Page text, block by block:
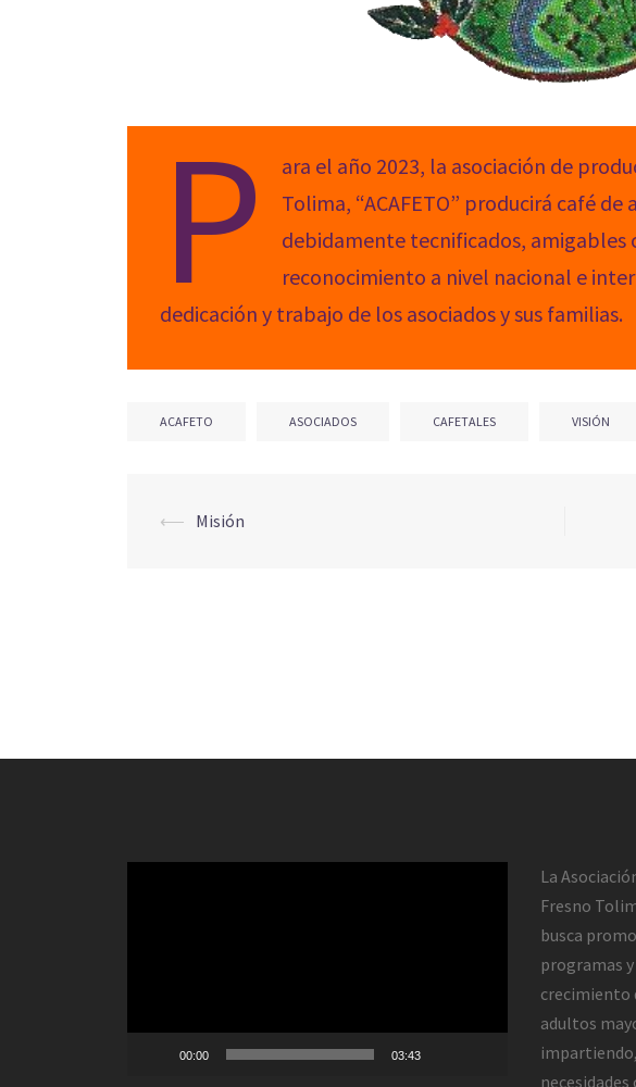
P
ara el año 2023, la asociación de
Tolima, “ACAFETO” producirá café
debidamente tecnificados, amigables
reconocimiento a nivel nacional e
dedicación y trabajo de los asociados y sus familias.
ACAFETO ASOCIADOS CAFETALES VISIÓN
Post
⟵ Misión
00:00 03:43
La
Fresno
busca
programas
crecimiento
adultos
necesidades